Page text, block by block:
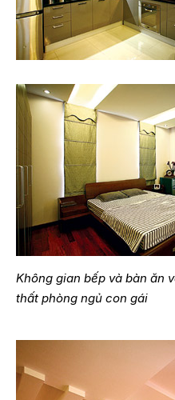
Không gian bếp và bàn ăn
thất phòng ngủ con gái